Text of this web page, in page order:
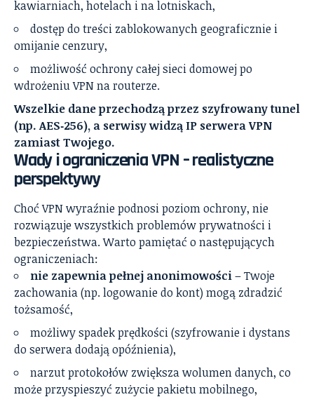
kawiarniach, hotelach i na lotniskach,
dostęp do treści zablokowanych geograficznie i
omijanie cenzury,
możliwość ochrony całej sieci domowej po
wdrożeniu VPN na routerze.
Wszelkie dane przechodzą przez szyfrowany tunel
(np. AES‑256), a serwisy widzą IP serwera VPN
zamiast Twojego.
Wady i ograniczenia VPN – realistyczne
perspektywy
Choć VPN wyraźnie podnosi poziom ochrony, nie
rozwiązuje wszystkich problemów prywatności i
bezpieczeństwa. Warto pamiętać o następujących
ograniczeniach:
nie zapewnia pełnej anonimowości– Twoje
zachowania (np. logowanie do kont) mogą zdradzić
tożsamość,
możliwy spadek prędkości (szyfrowanie i dystans
do serwera dodają opóźnienia),
narzut protokołów zwiększa wolumen danych, co
może przyspieszyć zużycie pakietu mobilnego,